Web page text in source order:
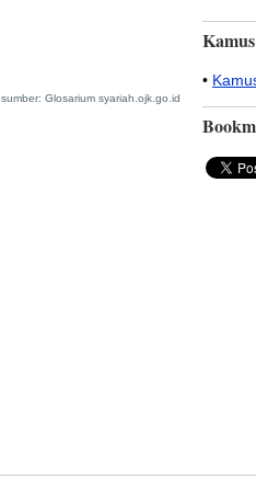
sumber: Glosarium syariah.ojk.go.id
•